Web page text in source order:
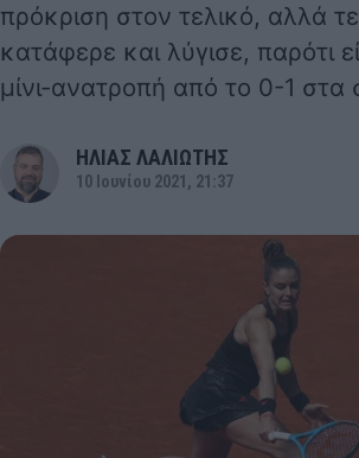
πρόκριση στον τελικό, αλλά
κατάφερε και λύγισε, παρότι
μίνι-ανατροπή από το 0-1 στα
ΗΛΙΑΣ ΛΑΛΙΩΤΗΣ
10 Ιουνίου 2021, 21:37